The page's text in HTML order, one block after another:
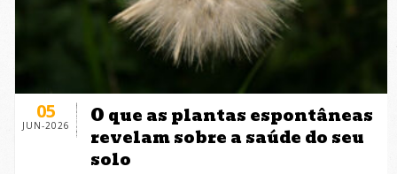
05
JUN-2026
O que as plantas espontâneas
revelam sobre a saúde do seu
solo